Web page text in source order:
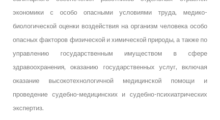
экономики с особо опасными условиями труда, медико-
биологической оценки воздействия на организм человека особо
опасных факторов физической и химической природы, а также по
управлению государственным имуществом в сфере
здравоохранения, оказанию государственных услуг, включая
оказание высокотехнологичной медицинской помощи и
проведение судебно-медицинских и судебно-психиатрических
экспертиз.